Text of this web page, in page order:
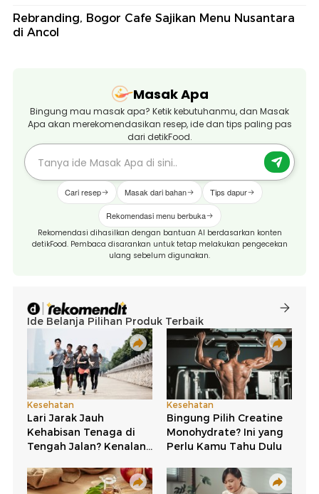
Rebranding, Bogor Cafe Sajikan Menu Nusantara
di Ancol
Masak Apa
Bingung mau masak apa? Ketik kebutuhanmu, dan Masak
Apa akan merekomendasikan resep, ide dan tips paling pas
dari detikFood.
Cari resep Masak dari bahan Tips dapur
Rekomendasi menu berbuka
Rekomendasi dihasilkan dengan bantuan AI berdasarkan konten
detikFood. Pembaca disarankan untuk tetap melakukan pengecekan
ulang sebelum digunakan.